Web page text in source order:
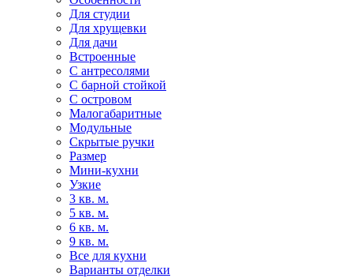
Для студии
Для хрущевки
Для дачи
Встроенные
С антресолями
С барной стойкой
С островом
Малогабаритные
Модульные
Скрытые ручки
Размер
Мини-кухни
Узкие
3 кв. м.
5 кв. м.
6 кв. м.
9 кв. м.
Все для кухни
Варианты отделки